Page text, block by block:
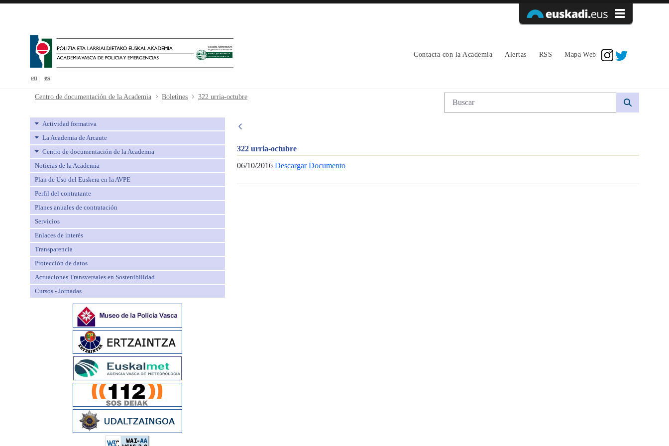
eu es
Contacta con la Academia Alertas RSS Mapa Web
322 urria-octubre - avpe
Centro de documentación de la Academia Boletines 322 urria-octubre Búsqueda web
Actividad formativa
La Academia de Arcaute
Centro de documentación de la Academia
Noticias de la Academia
Plan de Uso del Euskera en la AVPE
Perfil del contratante
Planes anuales de contratación
Servicios
Enlaces de interés
Transparencia
Protección de datos
Actuaciones Transversales en Sostenibilidad
Cursos - Jornadas
322 urria-octubre
06/10/2016 Descargar Documento